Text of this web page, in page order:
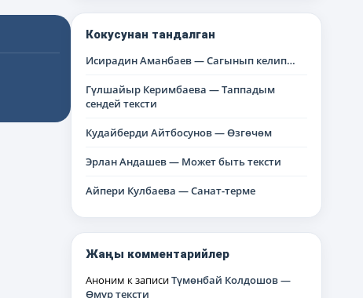
Кокусунан тандалган
Исирадин Аманбаев — Сагынып келип…
Гүлшайыр Керимбаева — Таппадым
сендей тексти
Кудайберди Айтбосунов — Өзгөчөм
Эрлан Андашев — Может быть тексти
Айпери Кулбаева — Санат-терме
Жаңы комментарийлер
Аноним к записиТүмөнбай Колдошов —
Өмүр тексти